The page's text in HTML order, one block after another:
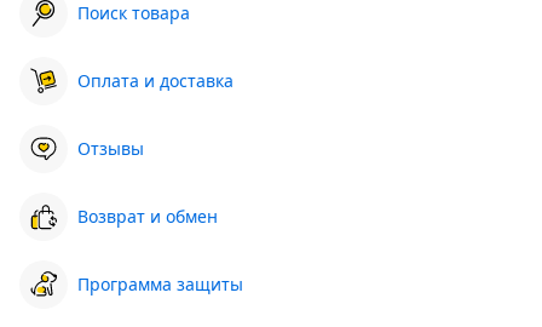
Поиск товара
Оплата и доставка
Отзывы
Возврат и обмен
Программа защиты